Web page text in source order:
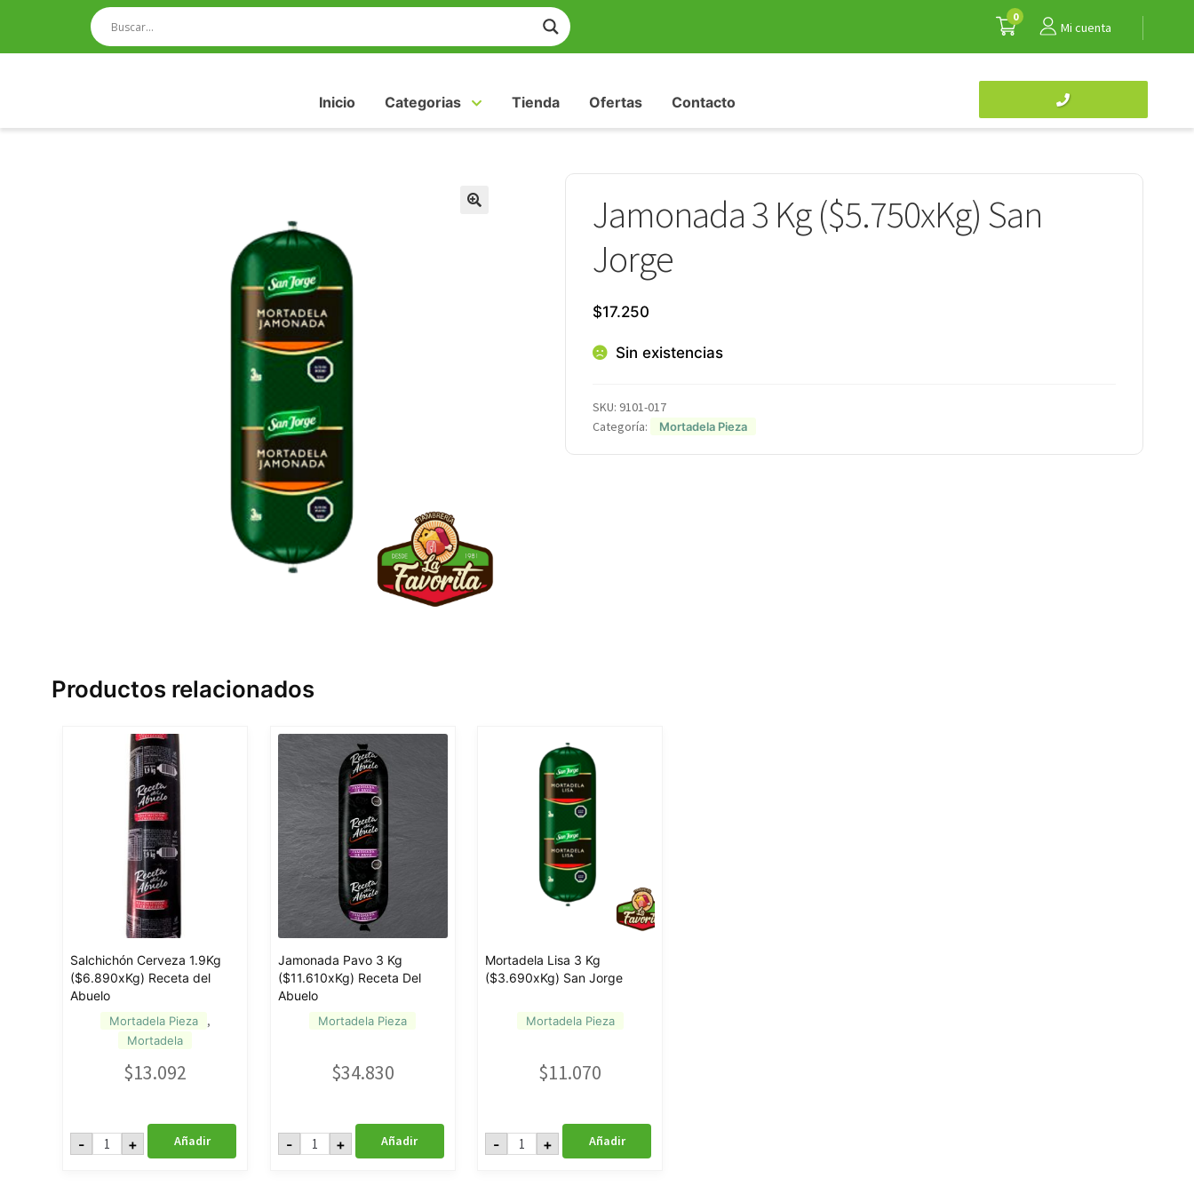
Mi cuenta
0
Inicio Categorias Tienda Ofertas Contacto
Jamonada 3 Kg ($5.750xKg) San
Jorge
$17.250
Sin existencias
SKU: 9101-017
Categoría:
Mortadela Pieza
Productos relacionados
Salchichón Cerveza 1.9Kg
($6.890xKg) Receta del
Abuelo
Mortadela Pieza ,
Mortadela
$13.092
- Salchichón
Cerveza
+ Añadir
Jamonada Pavo 3 Kg
($11.610xKg) Receta Del
Abuelo
Mortadela Pieza
$34.830
- Jamonada
Pavo + Añadir
Mortadela Lisa 3 Kg
($3.690xKg) San Jorge
Mortadela Pieza
$11.070
- Mortadela
Lisa + Añadir